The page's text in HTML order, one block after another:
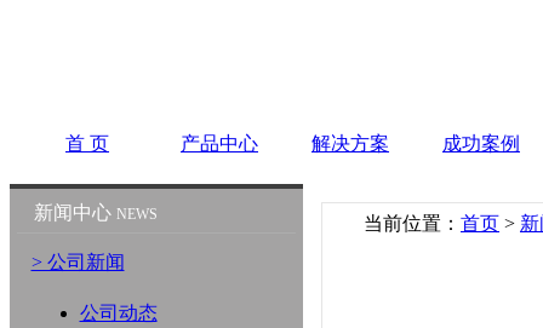
首 页 产品中心 解决方案 成功案例
新闻中心 NEWS
> 公司新闻
公司动态
当前位置： 首页 >